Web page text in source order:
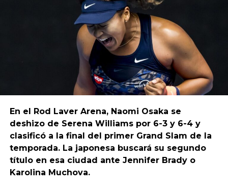
En el Rod Laver Arena, Naomi Osaka se
deshizo de Serena Williams por 6-3 y 6-4 y
clasificó a la final del primer Grand Slam de la
temporada. La japonesa buscará su segundo
título en esa ciudad ante Jennifer Brady o
Karolina Muchova.